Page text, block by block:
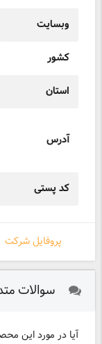
وبسایت
کشور
استان
آدرس
کد پستی
پروفایل شرکت
سوالات
آیا در مورد این